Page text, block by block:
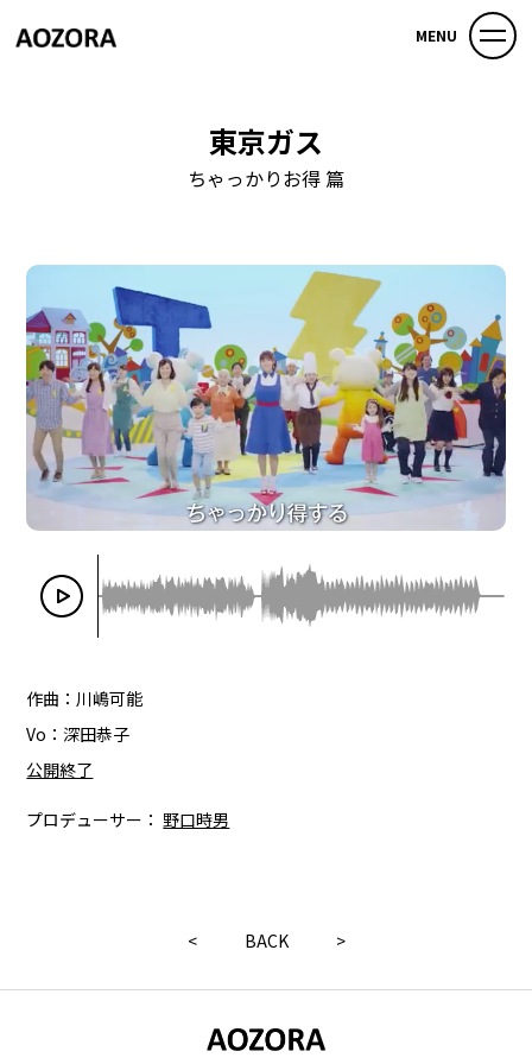
MENU
東京ガス
ちゃっかりお得 篇
作曲：川嶋可能
Vo：深田恭子
公開終了
プロデューサー： 野口時男
< BACK >